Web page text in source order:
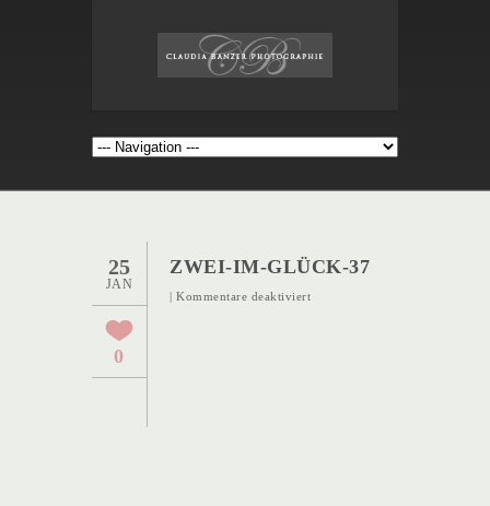
25
JAN
0
ZWEI-IM-GLÜCK-37
| Kommentare deaktiviertfür